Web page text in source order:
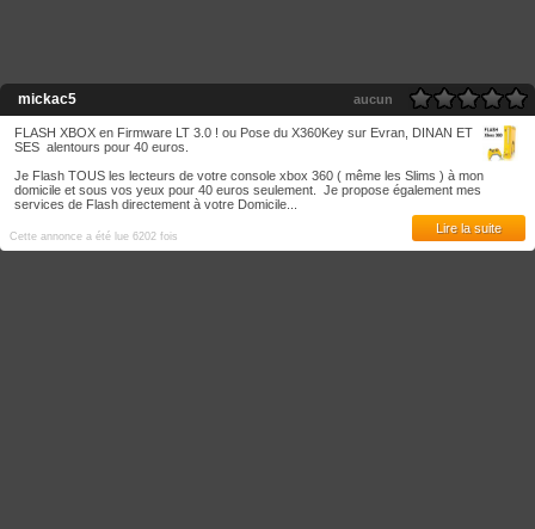
mickac5 aucun
FLASH XBOX en Firmware LT 3.0 ! ou Pose du X360Key sur Evran, DINAN ET
SES alentours pour 40 euros.
Je Flash TOUS les lecteurs de votre console xbox 360 ( même les Slims ) à mon
domicile et sous vos yeux pour 40 euros seulement. Je propose également mes
services de Flash directement à votre Domicile...
Cette annonce a été lue 6202 fois
Lire la suite